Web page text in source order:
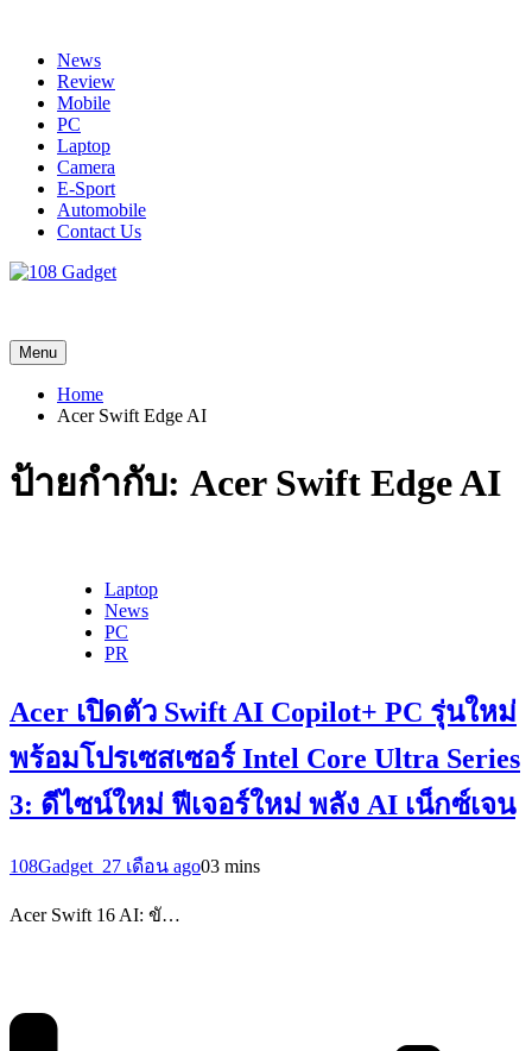
contentNews
Review
Mobile
PC
Laptop
Camera
E-Sport
Automobile
Contact Us
Menu
Home
Acer Swift Edge AI
ป้ายกำกับ: Acer Swift Edge AI
Laptop
News
PC
PR
Acer เปิดตัว Swift AI Copilot+ PC รุ่นใหม่
พร้อมโปรเซสเซอร์ Intel Core Ultra Series
3: ดีไซน์ใหม่ ฟีเจอร์ใหม่ พลัง AI เน็กซ์เจน
108Gadget_27 เดือน ago03 mins
Acer Swift 16 AI: ขั…